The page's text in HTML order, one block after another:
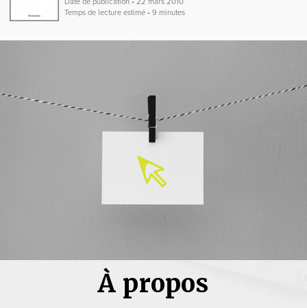
Temps de lecture estimé • 9 minutes
À propos